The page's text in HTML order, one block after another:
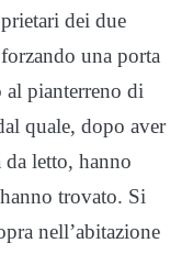
dei due
una porta
al pianterreno di
quale, dopo aver
da letto, hanno
trovato. Si
nell’abitazione